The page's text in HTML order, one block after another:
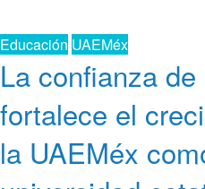
Educación UAEMéx
La confianza
fortalece el
la UAEMéx